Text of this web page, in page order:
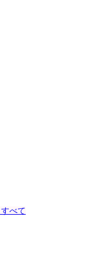
べて